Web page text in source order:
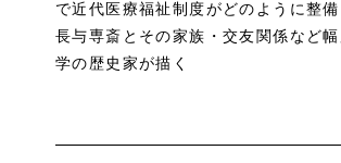
で近代医療福祉制度がどのように整
長与専斎とその家族・交友関係など
学の歴史家が描く